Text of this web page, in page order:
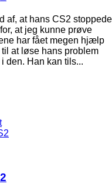
af, at hans CS2 stoppede
at jeg kunne prøve
har fået megen hjælp
at løse hans problem
den. Han kan tils...